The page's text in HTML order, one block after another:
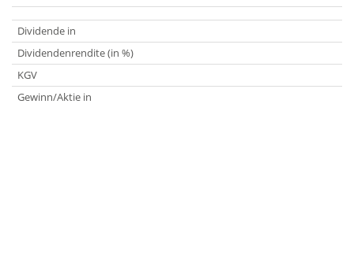
Dividende in
Dividendenrendite (in %)
KGV
Gewinn/Aktie in